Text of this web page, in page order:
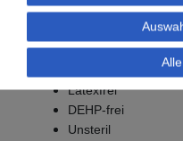
Standard-
Latexfrei
DEHP-frei
Unsteril